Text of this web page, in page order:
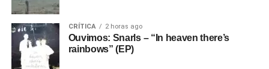
CRÍTICA 2 horas ago
Ouvimos: Snarls – “In heaven there’s
rainbows” (EP)